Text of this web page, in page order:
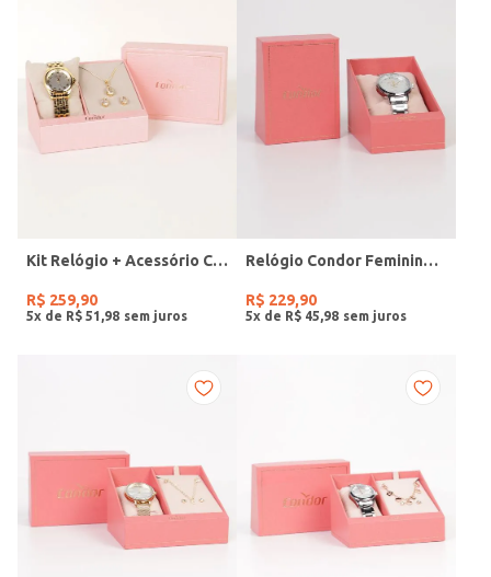
Kit Relógio + Acessório Condor Feminino DOURADO
R$ 259,90
5x de R$ 51 98
Relógio Condor Feminino PRATA
R$ 229,90
5x de R$ 45 98